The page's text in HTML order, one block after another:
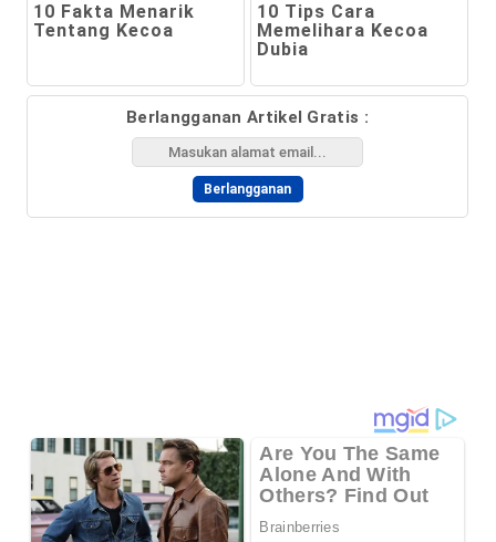
10 Fakta Menarik
Tentang Kecoa
10 Tips Cara
Memelihara Kecoa
Dubia
Berlangganan Artikel Gratis :